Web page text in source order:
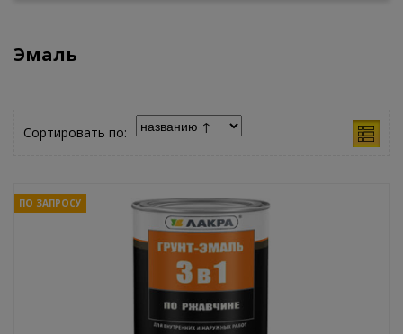
Эмаль
Сортировать по:
ПО ЗАПРОСУ